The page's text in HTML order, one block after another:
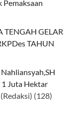
Pemaksaan
TENGAH GELAR
TAHUN
1 Juta Hektar
(Redaksi) (128)